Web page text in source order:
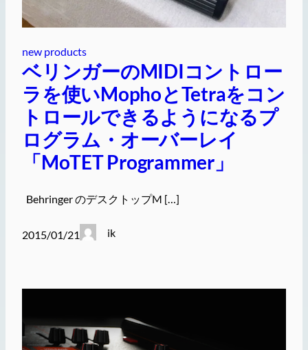
new products
ベリンガーのMIDIコントロー
ラを使いMophoとTetraをコン
トロールできるようになるプ
ログラム・オーバーレイ
「MoTET Programmer」
Behringer のデスクトップM […]
2015/01/21 ik